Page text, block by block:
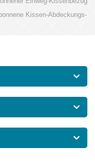
Kissen-Abdeckungs-